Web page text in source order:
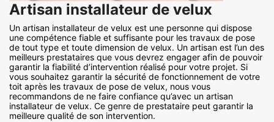
Artisan installateur de velux
Un artisan installateur de velux est une personne qui dispose
une compétence fiable et suffisante pour les travaux de pose
de tout type et toute dimension de velux. Un artisan est l’un des
meilleurs prestataires que vous devrez engager afin de pouvoir
garantir la fiabilité d’intervention réalisé pour votre projet. Si
vous souhaitez garantir la sécurité de fonctionnement de votre
toit après les travaux de pose de velux, nous vous
recommandons de ne faire confiance qu’avec un artisan
installateur de velux. Ce genre de prestataire peut garantir la
meilleure qualité de son intervention.